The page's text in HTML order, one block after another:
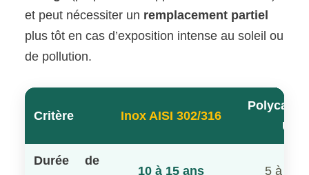
et peut nécessiter un remplacement partiel
plus tôt en cas d’exposition intense au soleil ou
de pollution.
Critère Inox AISI 302/316
UV
Durée de
10 à 15 ans 5 à 8